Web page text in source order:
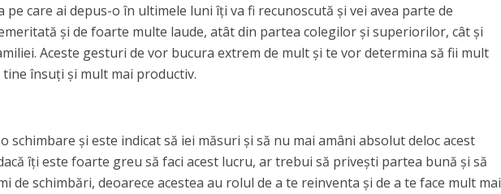
pe care ai depus-o în ultimele luni îți va fi recunoscută și vei avea parte de
și de foarte multe laude, atât din partea colegilor și superiorilor, cât și
Aceste gesturi de vor bucura extrem de mult și te vor determina să fii mult
însuți și mult mai productiv.
schimbare și este indicat să iei măsuri și să nu mai amâni absolut deloc acest
îți este foarte greu să faci acest lucru, ar trebui să privești partea bună și să
de schimbări, deoarece acestea au rolul de a te reinventa și de a te face mult mai